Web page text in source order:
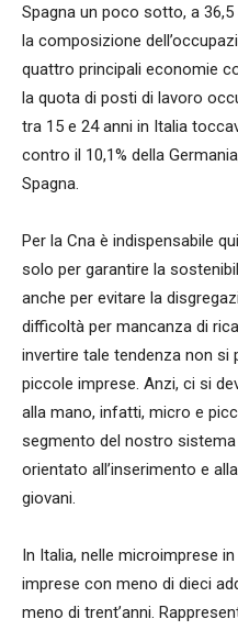
Spagna un poco sotto, a 36,5
la composizione
quattro principali economie
la quota di posti di lavoro
tra 15 e 24 anni in Italia
contro il 10,1% della
Spagna.
Per la Cna è indispensabile
solo per garantire la
anche per evitare la
difficoltà per mancanza di
invertire tale tendenza non si
piccole imprese. Anzi, ci si
alla mano, infatti, micro e
segmento del nostro
orientato all’inserimento e
giovani.
In Italia, nelle microimprese
imprese con meno di dieci
meno di trent’anni.